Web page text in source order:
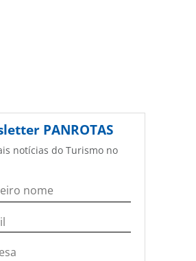
PANROTAS
notícias do Turismo no